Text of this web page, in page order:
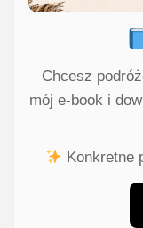
Chcesz
mój e-book i
Konkretne